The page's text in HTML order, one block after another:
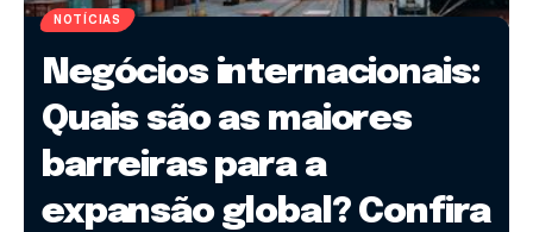
NOTÍCIAS
Negócios internacionais:
Quais são as maiores
barreiras para a
expansão global? Confira